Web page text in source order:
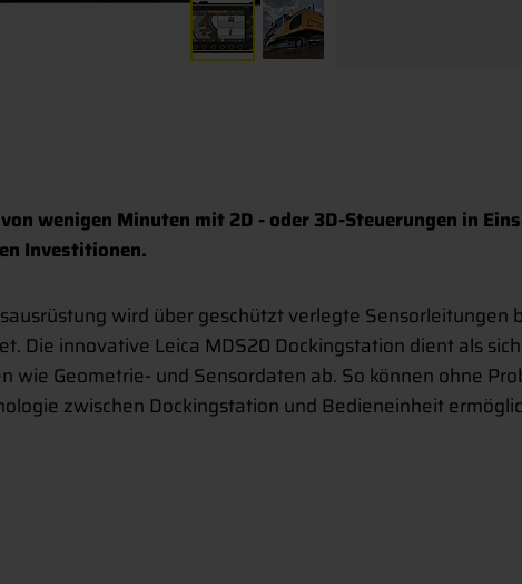
wenigen Minuten mit 2D - oder 3D-Steuerungen in
Investitionen.
wird über geschützt verlegte
Die innovative Leica MDS20 Dockingstation dient als
wie Geometrie- und Sensordaten ab. So können ohne
zwischen Dockingstation und Bedieneinheit